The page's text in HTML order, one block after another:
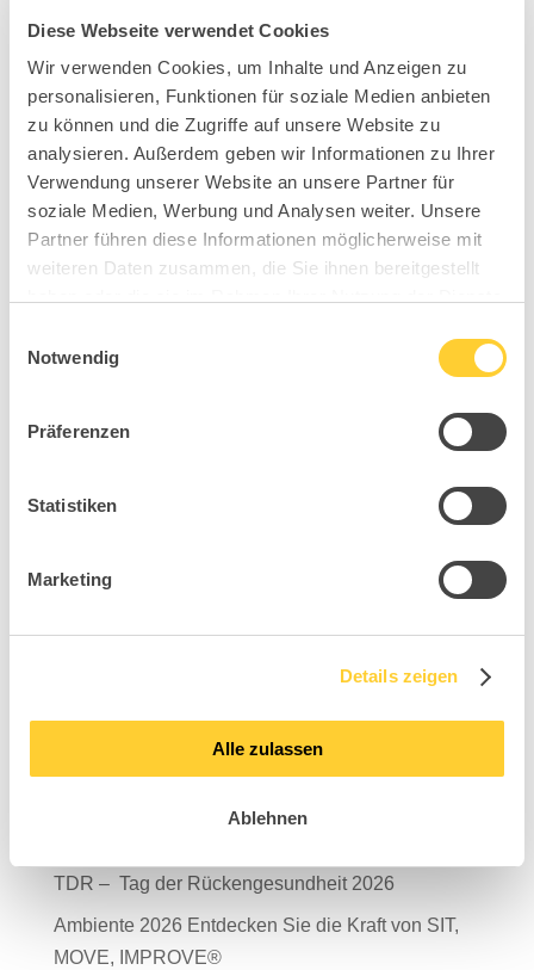
Diese Webseite verwendet Cookies
Wir verwenden Cookies, um Inhalte und Anzeigen zu
personalisieren, Funktionen für soziale Medien anbieten
zu können und die Zugriffe auf unsere Website zu
analysieren. Außerdem geben wir Informationen zu Ihrer
Verwendung unserer Website an unsere Partner für
soziale Medien, Werbung und Analysen weiter. Unsere
Partner führen diese Informationen möglicherweise mit
weiteren Daten zusammen, die Sie ihnen bereitgestellt
Notwendig
Präferenzen
Statistiken
Marketing
Details zeigen
Alle zulassen
Ablehnen
Neueste Beiträge
TDR – Tag der Rückengesundheit 2026
Ambiente 2026 Entdecken Sie die Kraft von SIT,
MOVE, IMPROVE®